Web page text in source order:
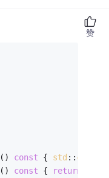
() const { std :: cout
() const { return
赞